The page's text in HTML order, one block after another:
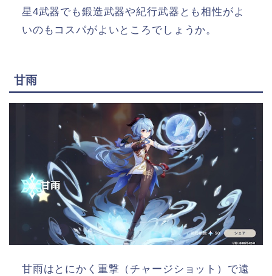
星4武器でも鍛造武器や紀行武器とも相性がよ
いのもコスパがよいところでしょうか。
甘雨
甘雨はとにかく重撃（チャージショット）で遠